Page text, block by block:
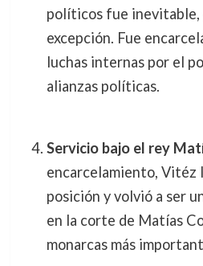
políticos fue
excepción. Fue
luchas internas por el
alianzas políticas.
Servicio bajo el rey
encarcelamiento, Vitéz
posición y volvió a ser
en la corte de Matías
monarcas más